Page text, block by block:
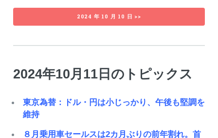
2024 年 10 月 10 日 >>
2024年10月11日のトピックス
東京為替：ドル・円は小じっかり、午後も堅調を
維持
８月乗用車セールスは2カ月ぶりの前年割れ。首